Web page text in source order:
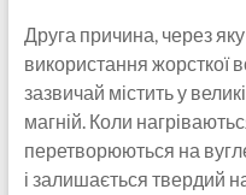
Друга причина, через яку
використання жорсткої
зазвичай містить у
магній. Коли
перетворюються на
і залишається твердий